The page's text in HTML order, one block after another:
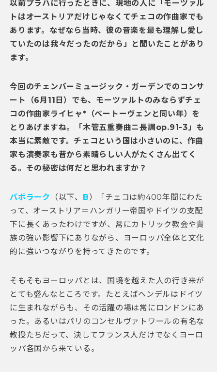
以前プラハに行ったときに、現地の人に「モーツァル
トはオーストリアだけじゃなくてチェコの作曲家でも
あります。なぜなら当時、彼の音楽を最も理解し愛し
ていたのは我々だったのだから」と聞いたことがあり
ます。
今回のチェンバーミュージック・ガーデンでのコンサ
ート（6月11日）でも、モーツァルトのみならずチェ
コの作曲家ライヒャ*（ベートーヴェンと同い年）を
とりあげますね。「木管五重奏曲ニ長調op.91-3」も
本当に素敵です。チェコという国は小さいのに、作曲
家も演奏家も昔から素晴らしい人がたくさん出てく
る。その秘密は何だと思われますか？
バボラーク （以下、 B）「チェコは約400年間にわた
って、オーストリア＝ハンガリー帝国やドイツの支配
下に長くあったわけですが、常にカトリック教会や貴
族の強い影響下にありながら、ヨーロッパ全体と文化
的に強いつながりを持ってきたのです。
そもそもヨーロッパとは、国境を越えた人の行き来が
とても盛んなところです。たとえばヘンデルはドイツ
に生まれながらも、その活躍の場は常にロンドンにあ
った。あるいはパリのコンセルヴァトワールの有名な
教授たちだって、決してフランス人だけでなくヨーロ
ッパ各国から来ている。